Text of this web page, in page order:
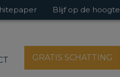
Blijf op de hoogte
GRATIS SCHATTING